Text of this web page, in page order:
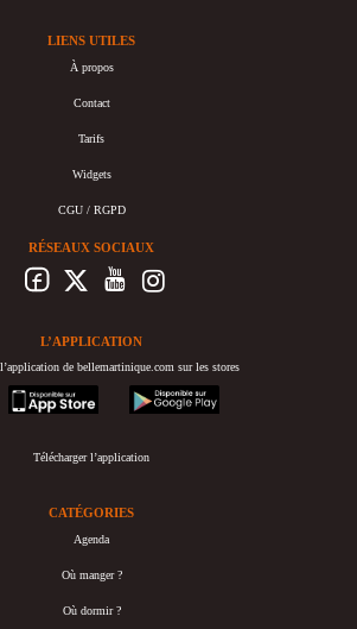
LIENS UTILES
À propos
Contact
Tarifs
Widgets
CGU / RGPD
RÉSEAUX SOCIAUX
L’APPLICATION
de bellemartinique.com sur les stores
appstore
googleplay
Télécharger l’application
CATÉGORIES
Agenda
Où manger ?
Où dormir ?